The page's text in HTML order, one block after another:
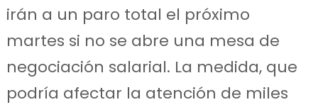
irán a un paro total el próximo
martes si no se abre una mesa de
negociación salarial. La medida, que
podría afectar la atención de miles